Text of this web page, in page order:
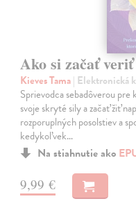
Ako si začať veriť
Kieves Tama| Elektronická
Sprievodca sebadôverou
svoje skryté sily a začať žiť
rozporuplných posolstiev a
kedykoľvek…
Na stiahnutie ako
9,99 €